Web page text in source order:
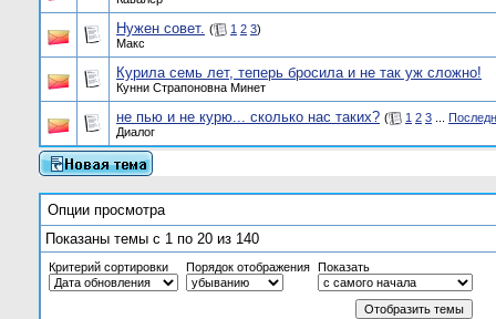
Нужен совет. ( 1 2 3)
Макс
Курила семь лет, теперь бросила и не так уж сложно!
Кунни Страпоновна Минет
не пью и не курю... сколько нас таких? ( 1 2 3
Диалог
Опции просмотра
Показаны темы с 1 по 20 из 140
Критерий сортировки Порядок отображения Показать